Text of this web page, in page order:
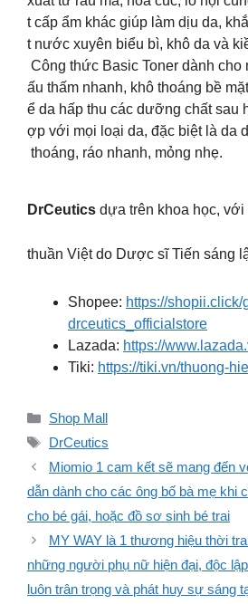
t cấp ẩm khác giúp làm dịu da,
t nước xuyên biểu bì, khô da và
Công thức Basic Toner dành
ấu thấm nhanh, khô thoáng bề
ể da hấp thu các dưỡng chất sau
ợp với mọi loại da, đặc biệt là da
thoáng, ráo nhanh, mỏng nhẹ.
DrCeutics dựa trên khoa học,
thuần Việt do Dược sĩ Tiến sáng
Shopee: https://
drceutics_officialstore
Lazada: https://
Tiki: https://tiki.vn/thuong-
Danh
mục
Shop Mall
Thẻ
DrCeutics
Miomio 1 cam kết sẽ mang đến
dẫn dành cho các ông bố bà mẹ khi
cho bé gái, hoặc đồ sơ sinh bé trai
MY WAY là 1 thương hiệu thời
những người phụ nữ hiện đại, độc
luôn trân trọng và phát huy sự sáng